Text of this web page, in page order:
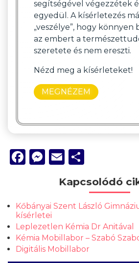
segítségével végezzétek
egyedül. A kísérletezés
„veszélye”, hogy könnyen
az embert a
szeretete és nem ereszti.
Nézd meg a kísérleteket!
MEGNÉZEM
Facebook
Messenger
Email
meg
Kapcsolódó
Kőbányai Szent László
kísérletei
Leplezetlen Kémia Dr Anitával
Kémia Mobillabor – Szabó
Digitális Mobillabor